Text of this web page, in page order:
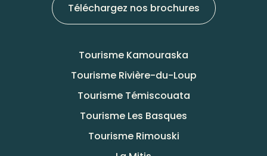
Téléchargez nos brochures
Tourisme Kamouraska
Tourisme Rivière-du-Loup
Tourisme Témiscouata
Tourisme Les Basques
Tourisme Rimouski